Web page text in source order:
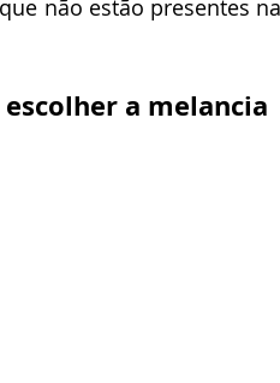
não estão presentes
escolher a melancia